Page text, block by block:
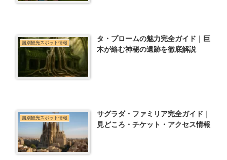
国別観光スポット情報
タ・プロームの魅力完全ガイド｜巨
木が絡む神秘の遺跡を徹底解説
国別観光スポット情報
サグラダ・ファミリア完全ガイド｜
見どころ・チケット・アクセス情報